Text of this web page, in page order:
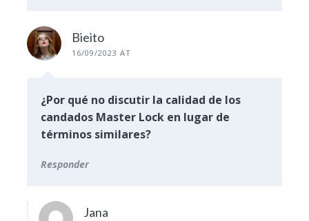
Bieito
16/09/2023 AT
¿Por qué no discutir la calidad de los
candados Master Lock en lugar de
términos similares?
Responder
Jana